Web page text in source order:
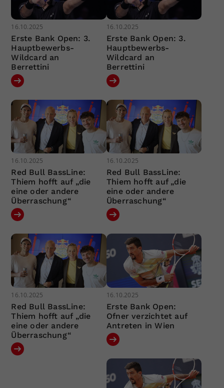
16.10.2025
Erste Bank Open: 3.
Hauptbewerbs-
Wildcard an
Berrettini
16.10.2025
Erste Bank Open: 3.
Hauptbewerbs-
Wildcard an
Berrettini
16.10.2025
Red Bull BassLine:
Thiem hofft auf „die
eine oder andere
Überraschung“
16.10.2025
Red Bull BassLine:
Thiem hofft auf „die
eine oder andere
Überraschung“
16.10.2025
Red Bull BassLine:
Thiem hofft auf „die
eine oder andere
Überraschung“
16.10.2025
Erste Bank Open:
Ofner verzichtet auf
Antreten in Wien